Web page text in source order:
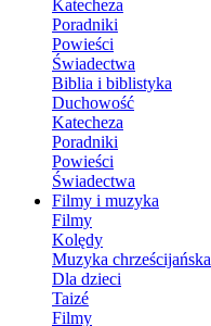
Katecheza
Poradniki
Powieści
Świadectwa
Biblia i biblistyka
Duchowość
Katecheza
Poradniki
Powieści
Świadectwa
Filmy i muzyka
Filmy
Kolędy
Muzyka chrześcijańska
Dla dzieci
Taizé
Filmy